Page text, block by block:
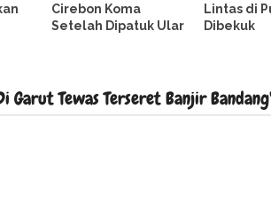
Cirebon Koma
Setelah Dipatuk Ular
Lintas di
Dibekuk
Garut Tewas Terseret Banjir